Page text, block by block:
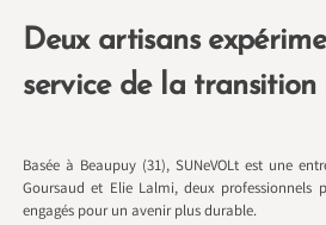
Deux artisans
service de la transition
Basée à Beaupuy (31), SUNeVOLt est une
Goursaud et Elie Lalmi, deux professionnels
engagés pour un avenir plus durable.